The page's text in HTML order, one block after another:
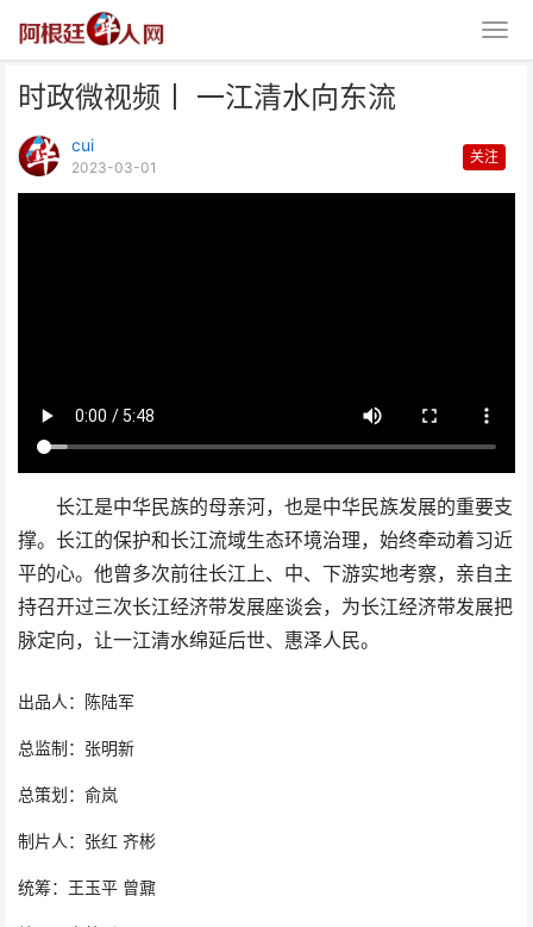
时政微视频丨 一江清水向东流
cui
2023-03-01
关注
长江是中华民族的母亲河，也是中华民族发展的重要支
撑。长江的保护和长江流域生态环境治理，始终牵动着习近
平的心。他曾多次前往长江上、中、下游实地考察，亲自主
持召开过三次长江经济带发展座谈会，为长江经济带发展把
脉定向，让一江清水绵延后世、惠泽人民。
出品人：陈陆军
总监制：张明新
总策划：俞岚
制片人：张红 齐彬
统筹：王玉平 曾鼐